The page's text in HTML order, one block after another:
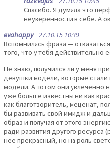
Спасибо. Я думала что
неуверенности в себе. А
evahappy27.10.15 10:39
Вспомнилась фраза —
того, что у тебя действительно
Не знаю, получился ли у меня
девушки модели, которые стали
модели. А потом они увлеченно
уже больше известны ни как
как благотворитель, меценат,
бы развивать свой имидж и
образ и получая от этого
ради развития другого ресурса
нее прекрасный, но на роль